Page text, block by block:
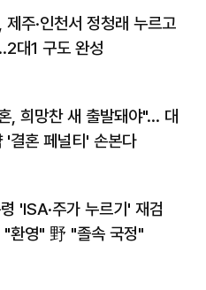
제주·인천서 정청래 누르고
대1 구도 완성
, 희망찬 새 출발돼야"… 대
'결혼 페널티' 손본다
'ISA·주가 누르기' 재검
환영" 野 "졸속 국정"